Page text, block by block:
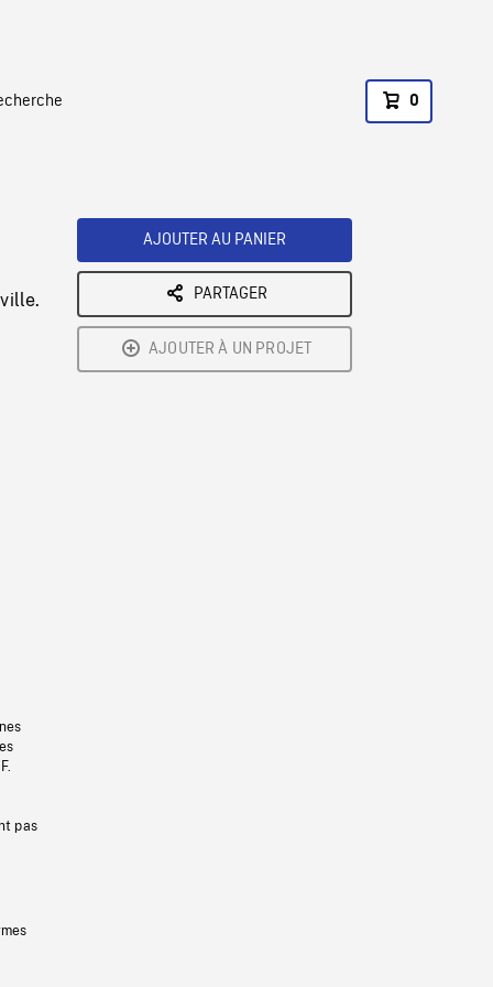
0
pas
AJOUTER AU PANIER
PARTAGER
AJOUTER À UN PROJET